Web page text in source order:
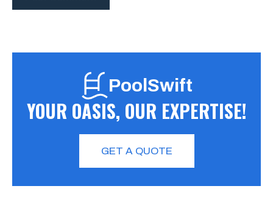
PoolSwift
YOUR OASIS, OUR EXPERTISE!
GET A QUOTE